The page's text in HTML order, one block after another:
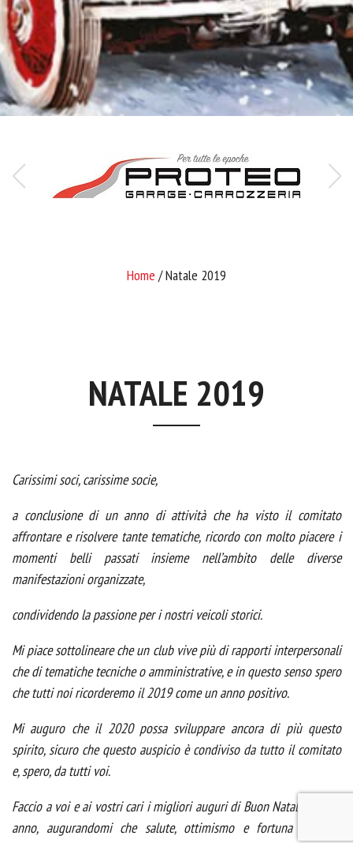
Home / Natale 2019
NATALE 2019
Carissimi soci, carissime socie,
a conclusione di un anno di attività che ha visto il comitato
affrontare e risolvere tante tematiche, ricordo con molto piacere i
momenti belli passati insieme nell’ambito delle diverse
manifestazioni organizzate,
condividendo la passione per i nostri veicoli storici.
Mi piace sottolineare che un club vive più di rapporti interpersonali
che di tematiche tecniche o amministrative, e in questo senso spero
che tutti noi ricorderemo il 2019 come un anno positivo.
Mi auguro che il 2020 possa sviluppare ancora di più questo
spirito, sicuro che questo auspicio è condiviso da tutto il comitato
e, spero, da tutti voi.
Faccio a voi e ai vostri cari i migliori auguri di Buon Natale e Buon
anno, augurandomi che salute, ottimismo e fortuna possano